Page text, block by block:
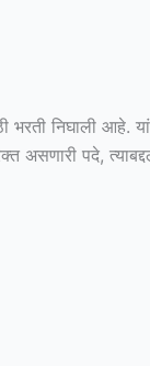
भरती निघाली
असणारी पदे,